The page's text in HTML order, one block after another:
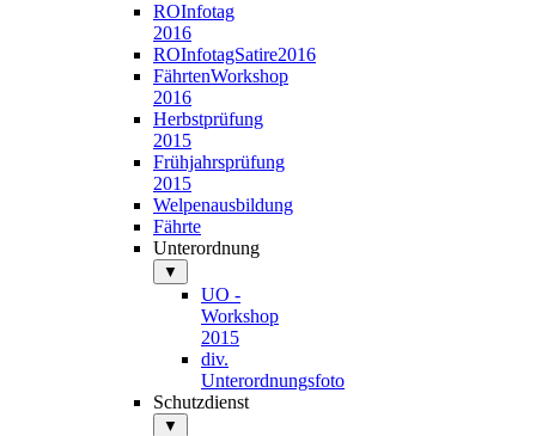
ROInfotag
2016
ROInfotagSatire2016
FährtenWorkshop
2016
Herbstprüfung
2015
Frühjahrsprüfung
2015
Welpenausbildung
Fährte
Unterordnung
▼
UO -
Workshop
2015
div.
Unterordnungsfoto
Schutzdienst
▼